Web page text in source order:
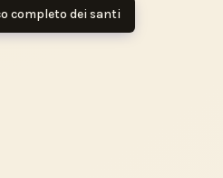
completo dei santi